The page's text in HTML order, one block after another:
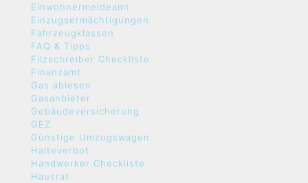
Einwohnermeldeamt
Einzugsermächtigungen
Fahrzeugklassen
FAQ & Tipps
Filzschreiber Checkliste
Finanzamt
Gas ablesen
Gasanbieter
Gebäudeversicherung
GEZ
Günstige Umzugswagen
Halteverbot
Handwerker Checkliste
Hausrat